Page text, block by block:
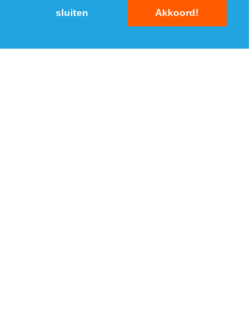
sluiten Akkoord!
MENU